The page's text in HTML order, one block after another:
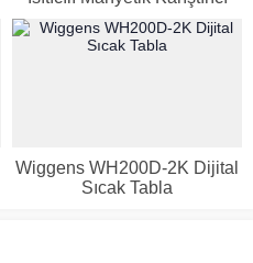
Wiggens WH200D-2K Dijital
Sıcak Tabla